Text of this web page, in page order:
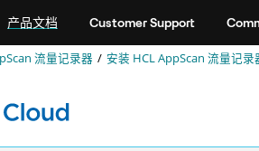
产品文档 Customer Support
流量记录器 安装 HCL AppScan 流量记录